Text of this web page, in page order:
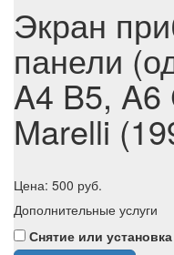
Экран
панели
A4 B5, A6
Marelli
Цена: 500 руб.
Дополнительные услуги
Снятие или установка